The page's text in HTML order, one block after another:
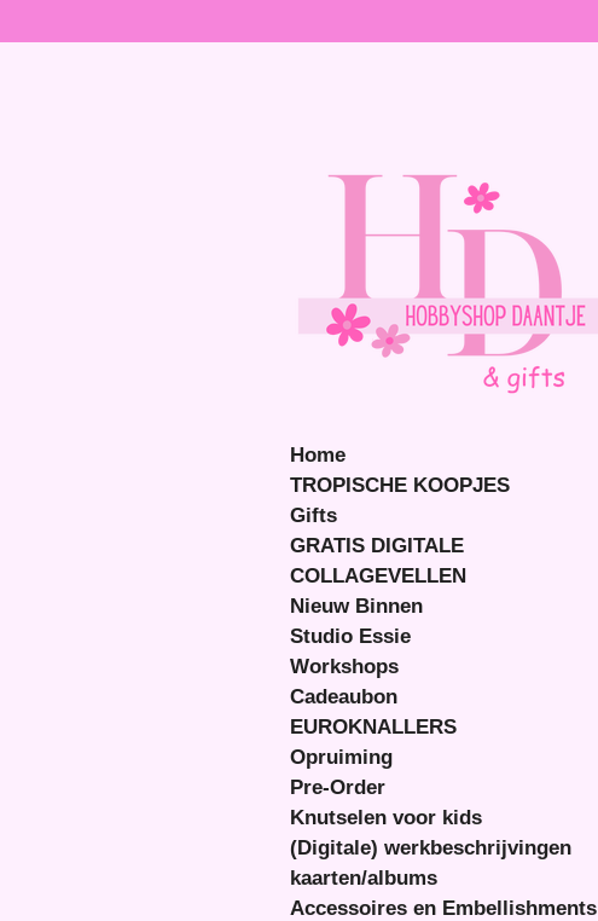
direct
Home
TROPISCHE KOOPJES
Gifts
GRATIS DIGITALE
COLLAGEVELLEN
Nieuw Binnen
Studio Essie
Workshops
Cadeaubon
EUROKNALLERS
Opruiming
Pre-Order
Knutselen voor kids
(Digitale) werkbeschrijvingen
kaarten/albums
Accessoires en Embellishments